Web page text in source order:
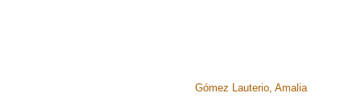
Gómez Lauterio, Amalia